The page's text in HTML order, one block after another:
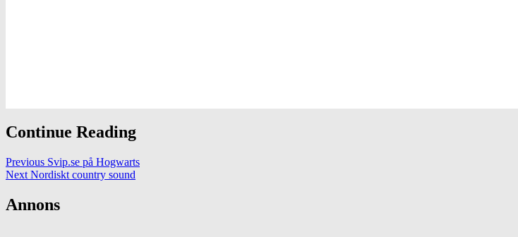
Continue Reading
Previous Svip.se på Hogwarts
Next Nordiskt country sound
Annons